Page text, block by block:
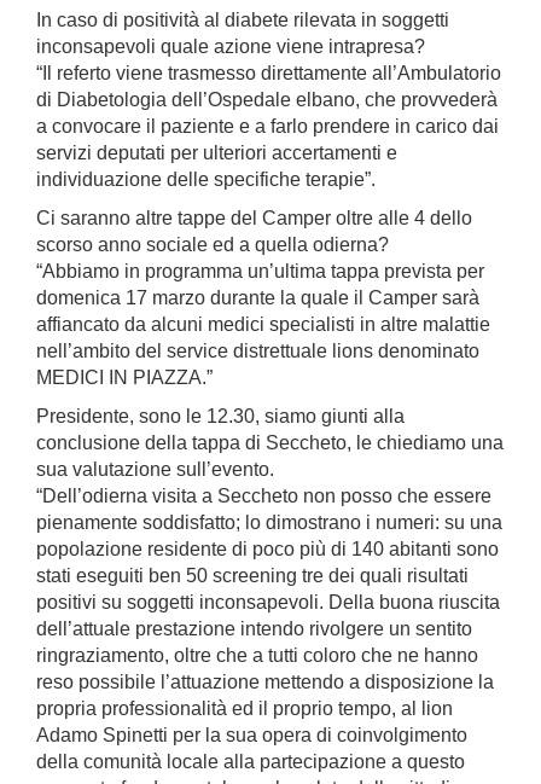
In caso di positività al diabete rilevata in soggetti
inconsapevoli quale azione viene intrapresa?
“Il referto viene trasmesso direttamente all’Ambulatorio
di Diabetologia dell’Ospedale elbano, che provvederà
a convocare il paziente e a farlo prendere in carico dai
servizi deputati per ulteriori accertamenti e
individuazione delle specifiche terapie”.
Ci saranno altre tappe del Camper oltre alle 4 dello
scorso anno sociale ed a quella odierna?
“Abbiamo in programma un’ultima tappa prevista per
domenica 17 marzo durante la quale il Camper sarà
affiancato da alcuni medici specialisti in altre malattie
nell’ambito del service distrettuale lions denominato
MEDICI IN PIAZZA.”
Presidente, sono le 12.30, siamo giunti alla
conclusione della tappa di Seccheto, le chiediamo una
sua valutazione sull’evento.
“Dell’odierna visita a Seccheto non posso che essere
pienamente soddisfatto; lo dimostrano i numeri: su una
popolazione residente di poco più di 140 abitanti sono
stati eseguiti ben 50 screening tre dei quali risultati
positivi su soggetti inconsapevoli. Della buona riuscita
dell’attuale prestazione intendo rivolgere un sentito
ringraziamento, oltre che a tutti coloro che ne hanno
reso possibile l’attuazione mettendo a disposizione la
propria professionalità ed il proprio tempo, al lion
Adamo Spinetti per la sua opera di coinvolgimento
della comunità locale alla partecipazione a questo